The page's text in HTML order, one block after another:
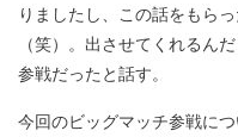
りましたし、この話をもら
（笑）。出させてくれるん
参戦だったと話す。
今回のビッグマッチ参戦に